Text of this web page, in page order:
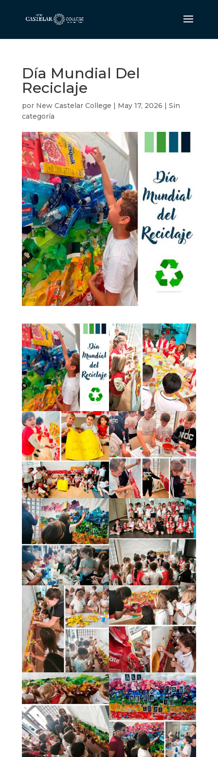
Día Mundial Del
Reciclaje
por New Castelar College | May 17, 2026 | Sin
categoría